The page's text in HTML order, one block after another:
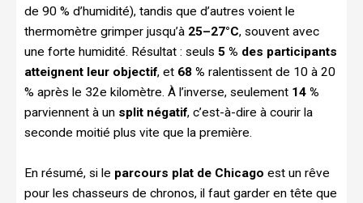
de 90 % d’humidité), tandis que d’autres voient le
thermomètre grimper jusqu’à 25–27°C, souvent avec
une forte humidité. Résultat : seuls 5 % des participants
atteignent leur objectif, et 68 % ralentissent de 10 à 20
% après le 32e kilomètre. À l’inverse, seulement 14 %
parviennent à un split négatif, c’est-à-dire à courir la
seconde moitié plus vite que la première.
En résumé, si le parcours plat de Chicago est un rêve
pour les chasseurs de chronos, il faut garder en tête que